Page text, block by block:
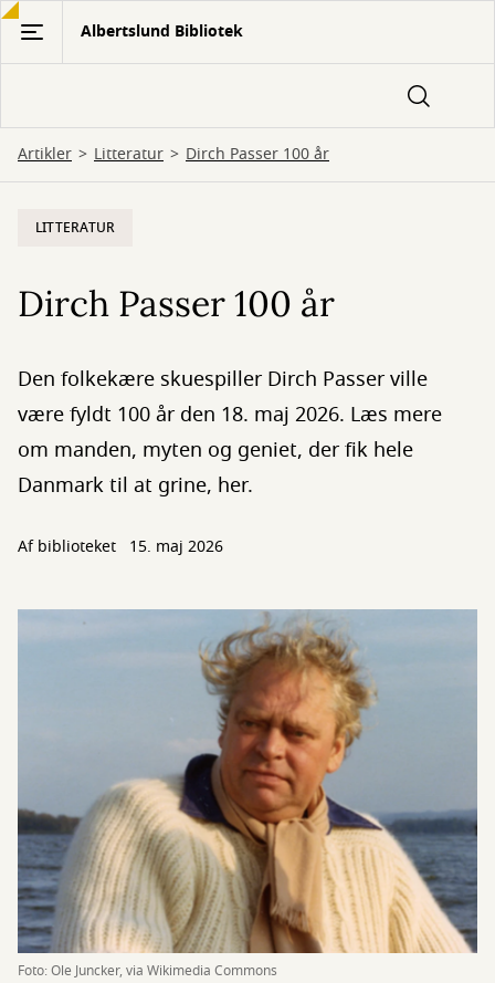
Gå
hovedindhold
Albertslund Bibliotek
Artikler Litteratur Dirch Passer 100 år
LITTERATUR
Dirch Passer 100 år
Den folkekære skuespiller Dirch Passer ville
være fyldt 100 år den 18. maj 2026. Læs mere
om manden, myten og geniet, der fik hele
Danmark til at grine, her.
Af biblioteket 15. maj 2026
Foto: Ole Juncker, via Wikimedia Commons